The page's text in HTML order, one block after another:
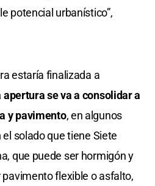
potencial urbanístico”,
estaría finalizada a
apertura se va a consolidar a
y pavimento, en algunos
solado que tiene Siete
que puede ser hormigón y
flexible o asfalto,